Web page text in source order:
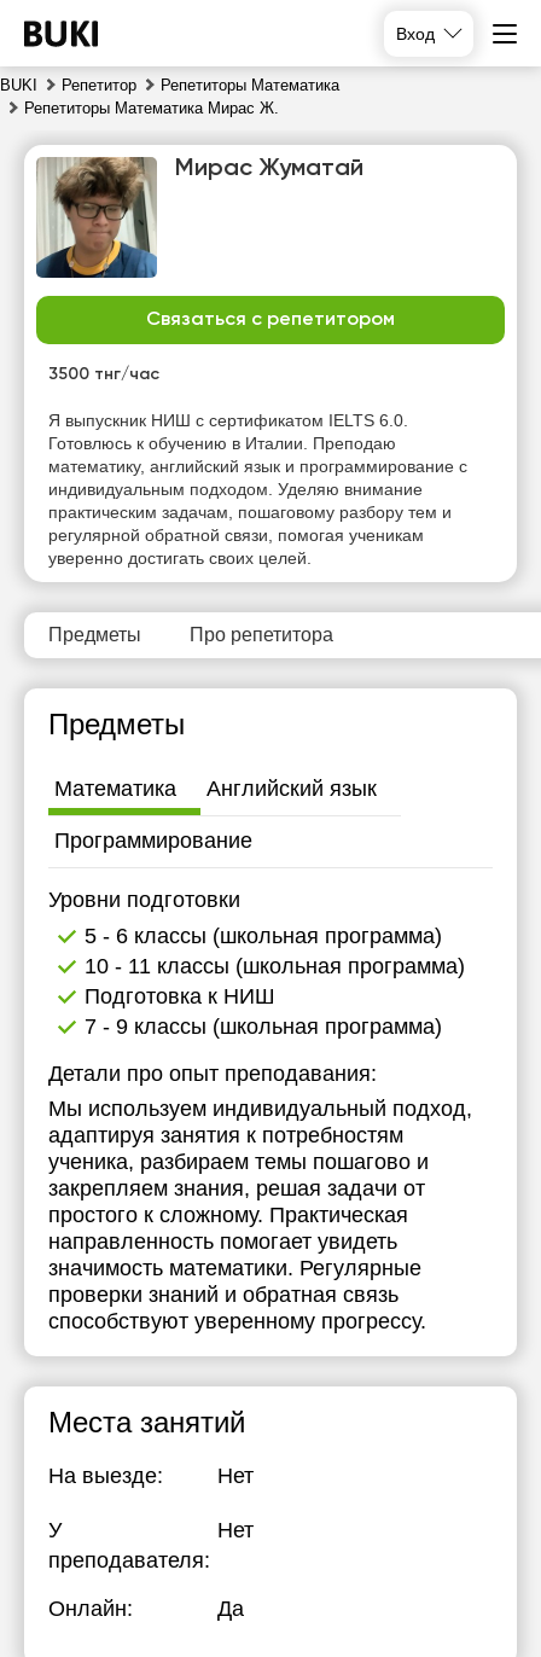
Вход
BUKI Репетитор
Репетиторы Математика
Репетиторы Математика Мирас Ж.
Мирас Жуматай
Связаться с репетитором
3500 тнг/час
Я выпускник НИШ с сертификатом IELTS 6.0.
Готовлюсь к обучению в Италии. Преподаю
математику, английский язык и программирование с
индивидуальным подходом. Уделяю внимание
практическим задачам, пошаговому разбору тем и
регулярной обратной связи, помогая ученикам
уверенно достигать своих целей.
Предметы Про репетитора
Предметы
Математика Английский язык
Программирование
Уровни подготовки
5 - 6 классы (школьная программа)
10 - 11 классы (школьная программа)
Подготовка к НИШ
7 - 9 классы (школьная программа)
Детали про опыт преподавания:
Мы используем индивидуальный подход,
адаптируя занятия к потребностям
ученика, разбираем темы пошагово и
закрепляем знания, решая задачи от
простого к сложному. Практическая
направленность помогает увидеть
значимость математики. Регулярные
проверки знаний и обратная связь
способствуют уверенному прогрессу.
Места занятий
На выезде: Нет
У
преподавателя:
Нет
Онлайн: Да
вс
пн
Нет
свободных
часов
10:00
10:30
11:00
11:30
12:00
12:30
14:00
14:30
15:30
16:00
16:30
17:00
17:30
18:00
18:30
19:00
Нет
свободных
часов
часов